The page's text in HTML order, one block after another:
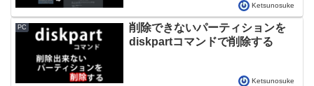
Ketsunosuke
PC
削除できないパーティションを
diskpartコマンドで削除する
Ketsunosuke